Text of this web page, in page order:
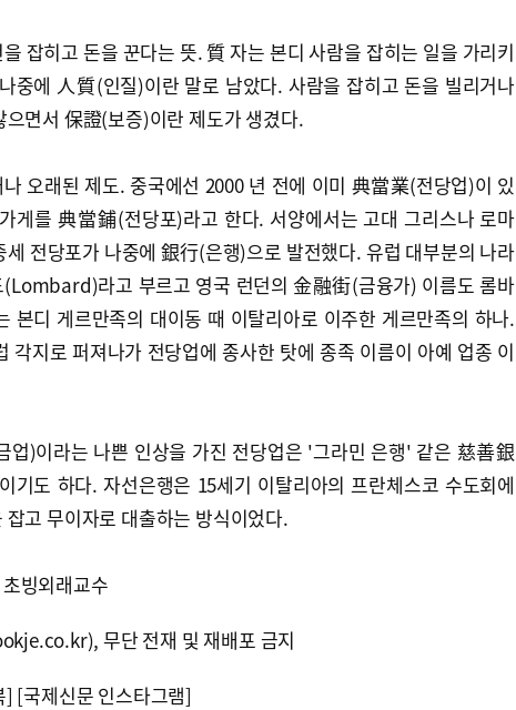
잡히고 돈을 꾼다는 뜻. 質 자는 본디 사람을 잡히는 일을 가리키
중에 人質(인질)이란 말로 남았다. 사람을 잡히고 돈을 빌리거나
으면서 保證(보증)이란 제도가 생겼다.
오래된 제도. 중국에선 2000 년 전에 이미 典當業(전당업)이 있
게를 典當鋪(전당포)라고 한다. 서양에서는 고대 그리스나 로마
세 전당포가 나중에 銀行(은행)으로 발전했다. 유럽 대부분의 나라
(Lombard)라고 부르고 영국 런던의 金融街(금융가) 이름도 롬바
본디 게르만족의 대이동 때 이탈리아로 이주한 게르만족의 하나.
각지로 퍼져나가 전당업에 종사한 탓에 종족 이름이 아예 업종 이
)이라는 나쁜 인상을 가진 전당업은 '그라민 은행' 같은 慈善銀
기도 하다. 자선은행은 15세기 이탈리아의 프란체스코 수도회에
고 무이자로 대출하는 방식이었다.
빙외래교수
무단 전재 및 재배포 금지
] [국제신문 인스타그램]